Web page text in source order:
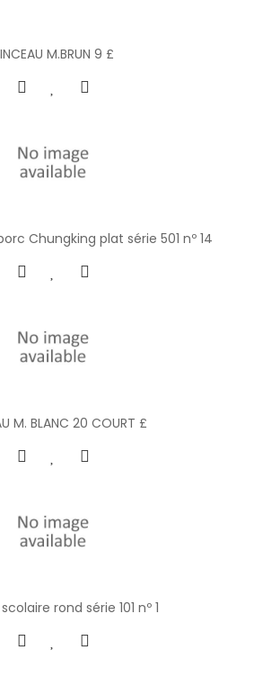
M.BRUN 9 £
Chungking plat série 501 nº 14
M. BLANC 20 COURT £
rond série 101 nº 1